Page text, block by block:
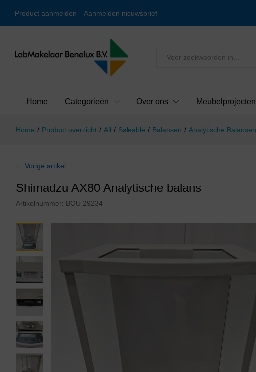
Product aanmelden Aanmelden nieuwsbrief
Alles
Home Categorieën Over ons Meubelprojecten
Home / Product overzicht / All / Saleable / Balansen / Analytische Balansen
← Vorige artikel
Shimadzu AX80 Analytische balans
Artikelnummer: BOU 29234